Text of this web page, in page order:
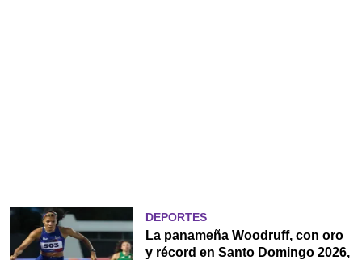
DEPORTES
La panameña Woodruff, con oro
y récord en Santo Domingo 2026,